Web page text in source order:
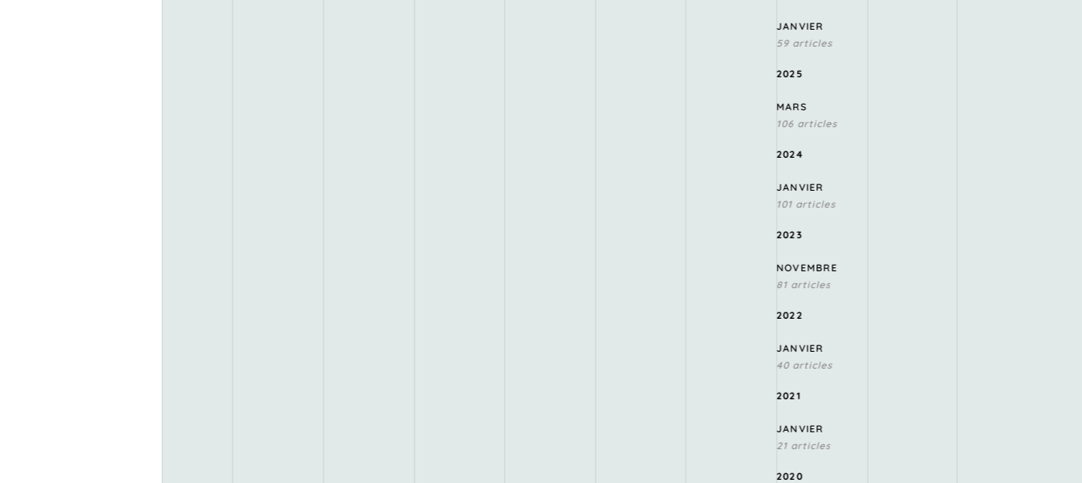
JANVIER
59 articles
2025
MARS
106 articles
2024
JANVIER
101 articles
2023
NOVEMBRE
81 articles
2022
JANVIER
40 articles
2021
JANVIER
21 articles
2020